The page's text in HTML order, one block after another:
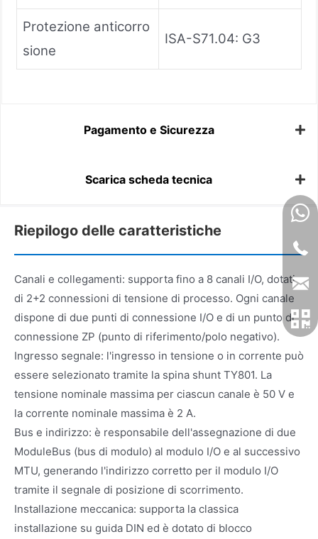
Protezione anticorro
sione
ISA-S71.04: G3
Pagamento e Sicurezza
Scarica scheda tecnica
Riepilogo delle caratteristiche
Canali e collegamenti: supporta fino a 8 canali I/O, dotati
di 2+2 connessioni di tensione di processo. Ogni canale
dispone di due punti di connessione I/O e di un punto di
connessione ZP (punto di riferimento/polo negativo).
Ingresso segnale: l'ingresso in tensione o in corrente può
essere selezionato tramite la spina shunt TY801. La
tensione nominale massima per ciascun canale è 50 V e
la corrente nominale massima è 2 A.
Bus e indirizzo: è responsabile dell'assegnazione di due
ModuleBus (bus di modulo) al modulo I/O e al successivo
MTU, generando l'indirizzo corretto per il modulo I/O
tramite il segnale di posizione di scorrimento.
Installazione meccanica: supporta la classica
installazione su guida DIN ed è dotato di blocco